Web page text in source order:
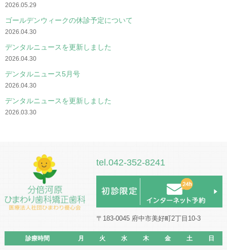
2026.05.29
ゴールデンウィークの休診予定について
2026.04.30
デンタルニュースを更新しました
2026.04.30
デンタルニュース5月号
2026.04.30
デンタルニュースを更新しました
2026.03.30
tel.042-352-8241
〒183-0045 府中市美好町2丁目10-3
診療時間 月 火 水 木 金 土 日